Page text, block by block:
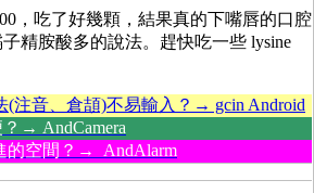
，吃了好幾顆，結果真的下嘴唇的口腔
精胺酸多的說法。趕快吃一些 lysine
(注音、倉頡)不易輸入？→ gcin Android
→ AndCamera
的空間？→ AndAlarm